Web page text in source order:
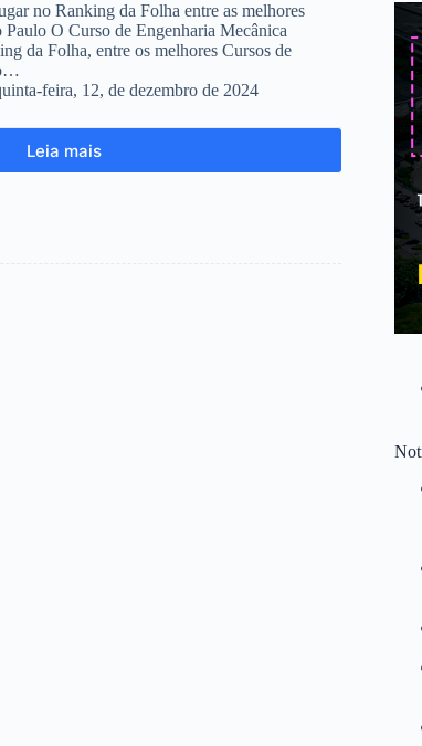
no Ranking da Folha entre as melhores
O Curso de Engenharia Mecânica
da Folha, entre os melhores Cursos de
feira, 12, de dezembro de 2024
Leia mais